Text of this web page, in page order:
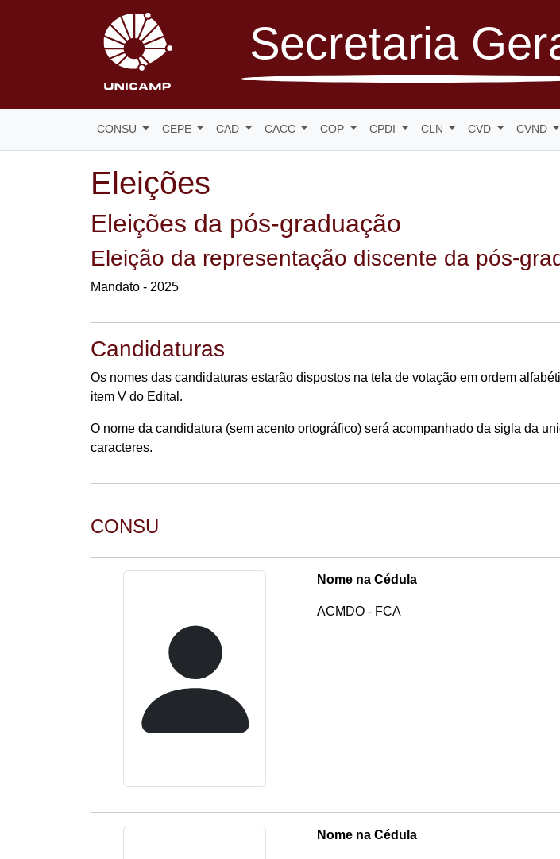
Secretaria
CONSU CEPE CAD CACC COP CPDI CLN CVD CVND
Eleições
Eleições da pós-graduação
Eleição da representação discente da pós-
Mandato - 2025
Candidaturas
Os nomes das candidaturas estarão dispostos na tela de votação em ordem
item V do Edital.
O nome da candidatura (sem acento ortográfico) será acompanhado da sigla da
caracteres.
CONSU
Nome na Cédula
ACMDO - FCA
Nome na Cédula